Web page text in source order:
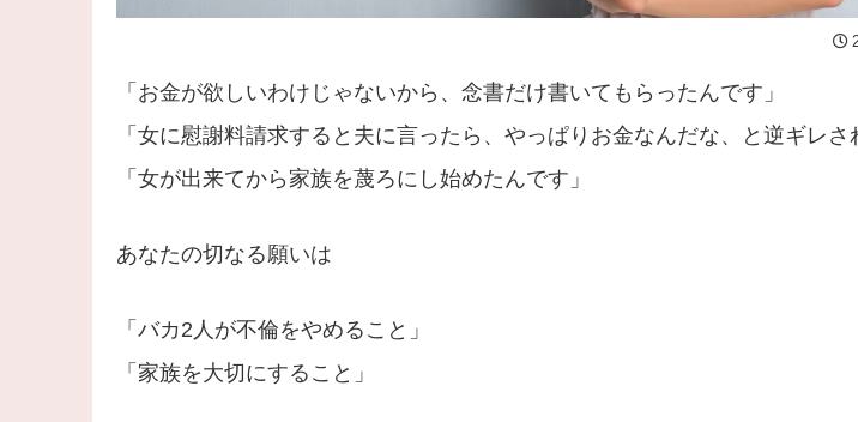
「お金が欲しいわけじゃないから、念書だけ書いてもらったんです」
「女に慰謝料請求すると夫に言ったら、やっぱりお金なんだな、と逆ギレさ
「女が出来てから家族を蔑ろにし始めたんです」
あなたの切なる願いは
「バカ2人が不倫をやめること」
「家族を大切にすること」